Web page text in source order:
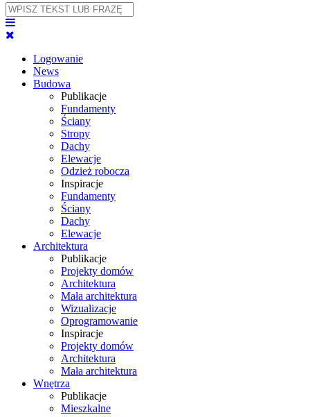
Logowanie
News
Budowa
Publikacje
Fundamenty
Ściany
Stropy
Dachy
Elewacje
Odzież robocza
Inspiracje
Fundamenty
Ściany
Dachy
Elewacje
Architektura
Publikacje
Projekty domów
Architektura
Mała architektura
Wizualizacje
Oprogramowanie
Inspiracje
Projekty domów
Architektura
Mała architektura
Wnętrza
Publikacje
Mieszkalne